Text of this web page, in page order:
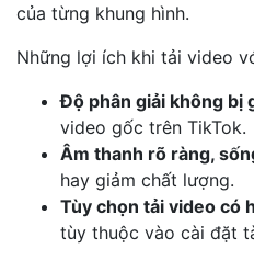
của từng khung hình.
Những lợi ích khi tải video
Độ phân giải không bị
video gốc trên TikTok.
Âm thanh rõ ràng,
hay giảm chất lượng.
Tùy chọn tải video có
tùy thuộc vào cài đặt